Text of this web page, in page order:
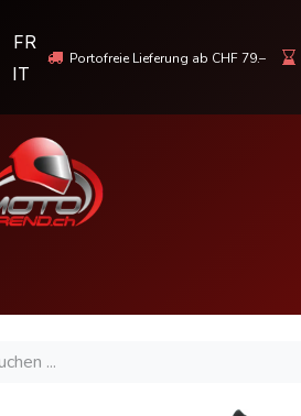
FR
IT
Portofreie Lieferung ab CHF 79.–